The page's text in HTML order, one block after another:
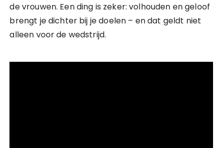
de vrouwen. Een ding is zeker: volhouden en geloof
brengt je dichter bij je doelen – en dat geldt niet
alleen voor de wedstrijd.